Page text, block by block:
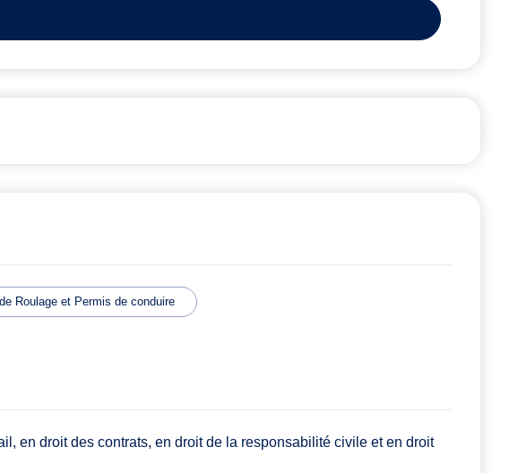
Roulage et Permis de conduire
en droit des contrats, en droit de la responsabilité civile et en droit